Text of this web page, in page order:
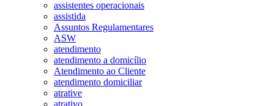
assistentes operacionais
assistida
Assuntos Regulamentares
ASW
atendimento
atendimento a domicílio
Atendimento ao Cliente
atendimento domiciliar
atrative
atrativo